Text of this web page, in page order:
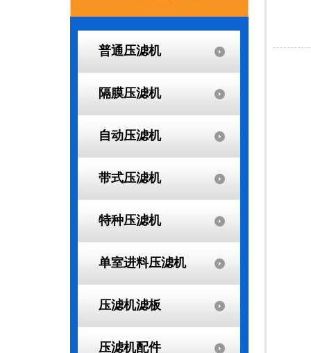
普通压滤机
隔膜压滤机
自动压滤机
带式压滤机
特种压滤机
单室进料压滤机
压滤机滤板
压滤机配件